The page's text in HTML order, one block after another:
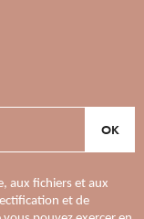
OK
aux fichiers et aux
et de